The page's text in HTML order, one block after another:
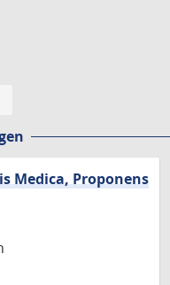
Medica, Proponens